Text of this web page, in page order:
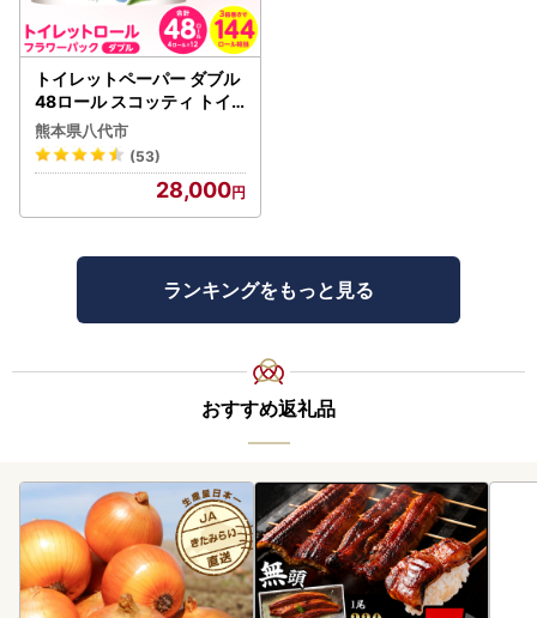
トイレットペーパー ダブル
48ロール スコッティ トイ
レット
熊本県八代市
(53)
28,000
ランキングをもっと見る
おすすめ返礼品